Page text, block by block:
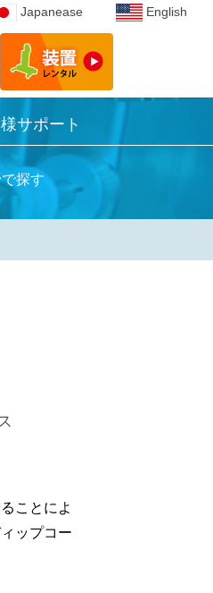
Japanease English
サポート
Japanease English
サポート
探す
ことによ
ップコー